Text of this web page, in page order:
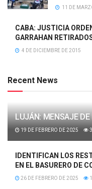
11 DE
CABA: JUSTICIA
GARRAHAN
4 DE DICIEMBRE DE 2015
Recent News
LUJÁN: MENSAJE DE
19 DE FEBRERO DE 2025 3
IDENTIFICAN LOS
EN EL BASURERO DE
26 DE FEBRERO DE 2025 1